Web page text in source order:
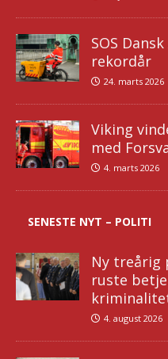
SOS
rekordår
24. marts 2026
Viking
med
4. marts 2026
SENESTE NYT – POLITI
Ny treårig
ruste
4. august 2026